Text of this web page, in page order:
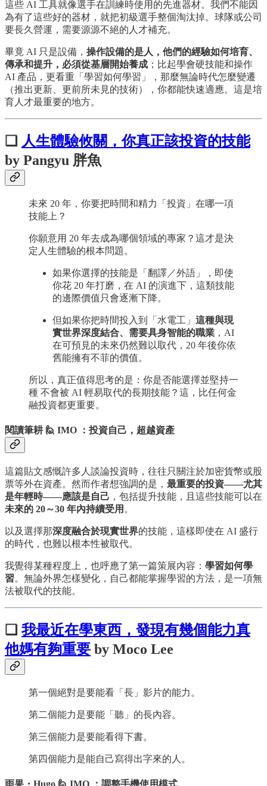
這些 AI 工具就像選手在訓練時使用的先進器材。我們不能因
為有了這些好的器材，就把初級選手整個淘汰掉。球隊或公司
要長久營運，需要源源不絕的人才補充。
畢竟 AI 只是設備， 操作設備的是人，他們的經驗如何培育、
傳承和提升，必須從基層開始養成 ；比起學會硬技能和操作
AI 產品，更看重「學習如何學習」，那麼無論時代怎麼變遷
（推出更新、更前所未見的技術），你都能快速適應。這是培
育人才最重要的地方。
❏ 人生體驗攸關，你真正該投資的技能
by Pangyu 胖魚
未來 20 年，你要把時間和精力「投資」在哪一項
技能上？
你願意用 20 年去成為哪個領域的專家？這才是決
定人生體驗的根本問題。
如果你選擇的技能是「翻譯／外語」，即使
你花 20 年打磨，在 AI 的演進下，這類技能
的邊際價值只會逐漸下降。
但如果你把時間投入到「水電工」 這種與現
實世界深度結合、需要具身智能的職業 ，AI
在可預見的未來仍然難以取代，20 年後你依
舊能擁有不菲的價值。
所以，真正值得思考的是：你是否能選擇並堅持一
種 不會被 AI 輕易取代的長期技能？這，比任何金
融投資都更重要。
閱讀筆耕 🙋 IMO ： 投資自己，超越資產
這篇貼文感慨許多人談論投資時，往往只關注於加密貨幣或股
票等外在資產。然而作者想強調的是， 最重要的投資——尤其
是年輕時——應該是自己 ，包括提升技能，且這些技能可以在
未來的 20～30 年內持續受用 。
以及選擇那深度融合於現實世界的技能，這樣即使在 AI 盛行
的時代，也難以根本性被取代。
我覺得某種程度上，也呼應了第一篇策展內容： 學習如何學
習。無論外界怎樣變化，自己都能掌握學習的方法，是一項無
法被取代的技能。
❏ 我最近在學東西，發現有幾個能力真
他媽有夠重要 by Moco Lee
第一個絕對是要能看「長」影片的能力。
第二個能力是要能「聽」的長內容。
第三個能力是要能看得下書。
第四個能力是能自己寫得出字來的人。